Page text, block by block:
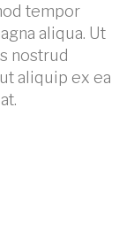
tempor
aliqua. Ut
nostrud
aliquip ex ea